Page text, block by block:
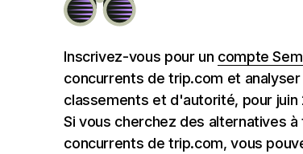
Inscrivez-vous pour un compte
concurrents de trip.com et
classements et d'autorité, pour juin
Si vous cherchez des alternatives
concurrents de trip.com, vous